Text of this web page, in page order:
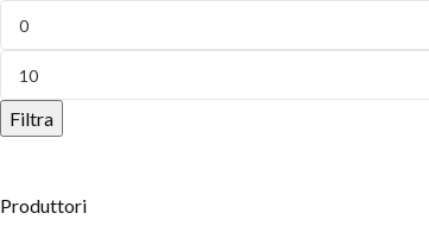
Filtra
Produttori